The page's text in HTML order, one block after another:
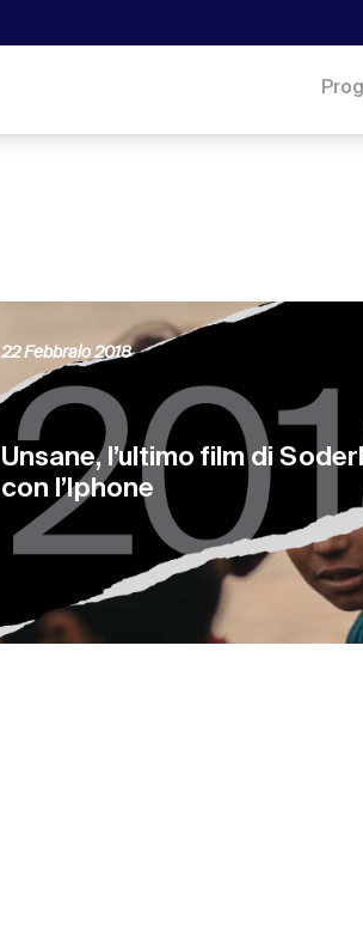
Unsane, l’ultimo film di
con l’Iphone
22 Febbraio 2018